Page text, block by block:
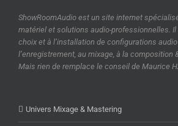
ShowRoomAudio est un site internet
matériel et solutions audio-professionnelles.
choix et à l’installation de configurations
l’enregistrement, au mixage, à la composition
Mais rien de remplace le conseil de Maurice
Univers Mixage & Mastering